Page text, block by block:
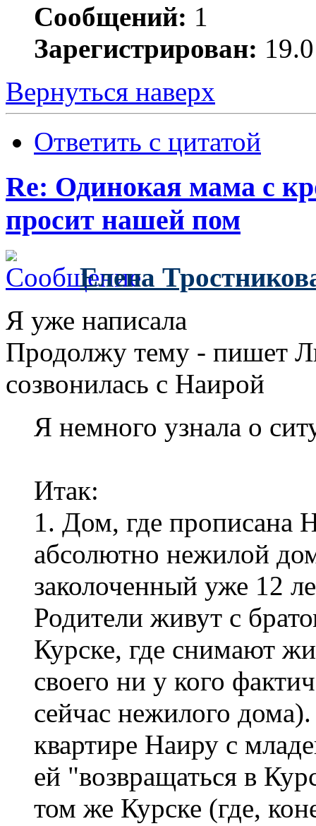
Сообщений: 1
Зарегистрирован:
Вернуться наверх
Ответить с цитатой
Re: Одинокая мама с
просит нашей пом
Елена
Я уже написала
Продолжу тему - пишет
созвонилась с Наирой
Я немного узнала о
Итак:
1. Дом, где прописана
абсолютно нежилой
заколоченный уже 12
Родители живут с
Курске, где снимают
своего ни у кого
сейчас нежилого
квартире Наиру с
ей "возвращаться в
том же Курске (где,